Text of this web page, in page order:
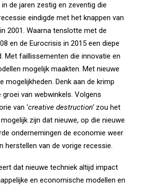
de jaren zestig en zeventig die
eindigde met het knappen van
2001. Waarna tenslotte met de
en de Eurocrisis in 2015 een diepe
Met faillissementen die innovatie en
mogelijk maakten. Met nieuwe
mogelijkheden. Denk aan de krimp
groei van webwinkels. Volgens
van ‘creative destruction’zou het
zijn dat nieuwe, op die nieuwe
ondernemingen de economie weer
herstellen van de vorige recessie.
dat nieuwe techniek altijd impact
en economische modellen en